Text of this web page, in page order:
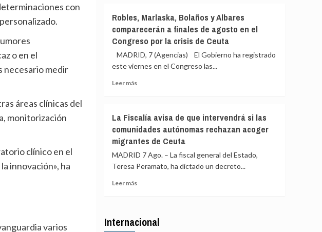
o en el
necesario medir
monitorización
innovación», ha
los
controles
viajeros
o
«medidas
Fiscalía
avisa
de
actuará
si
el
reparto
de
migrantes
de
Robles, Marlaska, Bolaños y Albares
comparecerán a finales de agosto en el
Congreso por la crisis de Ceuta
MADRID, 7 (Agencias) El Gobierno ha registrado
este viernes en el Congreso las...
Leer másLeer
Marlaska,
Bolaños
y
comparecerán
a
el
Congreso
La Fiscalía avisa de que intervendrá si las
comunidades autónomas rechazan acoger
migrantes de Ceuta
MADRID 7 Ago. – La fiscal general del Estado,
Teresa Peramato, ha dictado un decreto...
Leer másLeer
Fiscalía
Internacional